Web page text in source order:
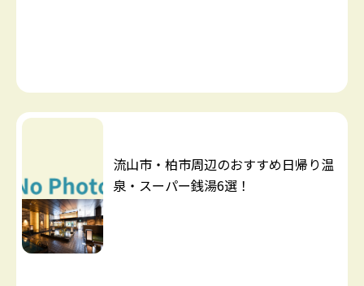
流山市・柏市周辺のおすすめ日帰り温
泉・スーパー銭湯6選！